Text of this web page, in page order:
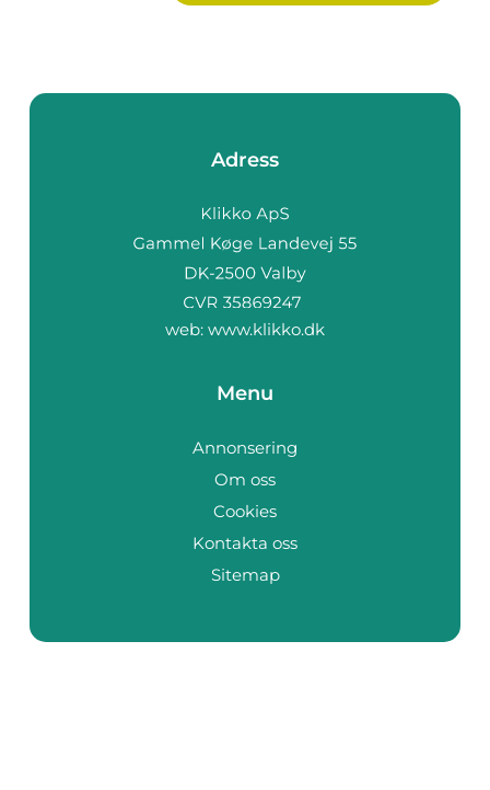
Adress
web: www.klikko.dk
Menu
Annonsering
Om oss
Cookies
Kontakta oss
Sitemap